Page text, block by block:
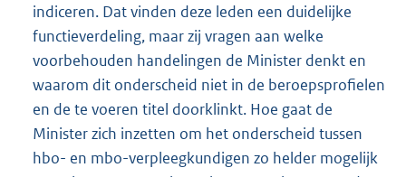
indiceren. Dat vinden deze leden een duidelijke
functieverdeling, maar zij vragen aan welke
voorbehouden handelingen de Minister denkt en
waarom dit onderscheid niet in de beroepsprofielen
en de te voeren titel doorklinkt. Hoe gaat de
Minister zich inzetten om het onderscheid tussen
hbo- en mbo-verpleegkundigen zo helder mogelijk